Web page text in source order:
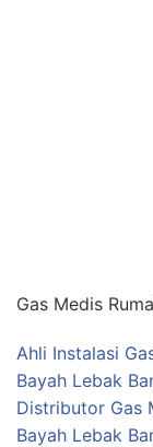
Gas Medis
Ahli Instalasi
Bayah Lebak
Distributor Gas
Bayah Lebak